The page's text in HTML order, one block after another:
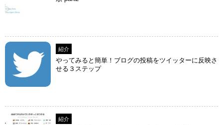
紹介
やってみると簡単！ブログの投稿をツイッターに反映さ
せる３ステップ
紹介